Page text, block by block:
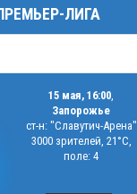
ЛИГА
15 мая, 16:00
Запорожье
ст-н: "Славутич-Арена"
3000 зрителей, 21°C,
поле: 4